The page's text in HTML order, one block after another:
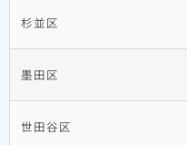
杉並区
墨田区
世田谷区